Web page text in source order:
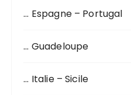
… Espagne – Portugal
… Guadeloupe
… Italie – Sicile